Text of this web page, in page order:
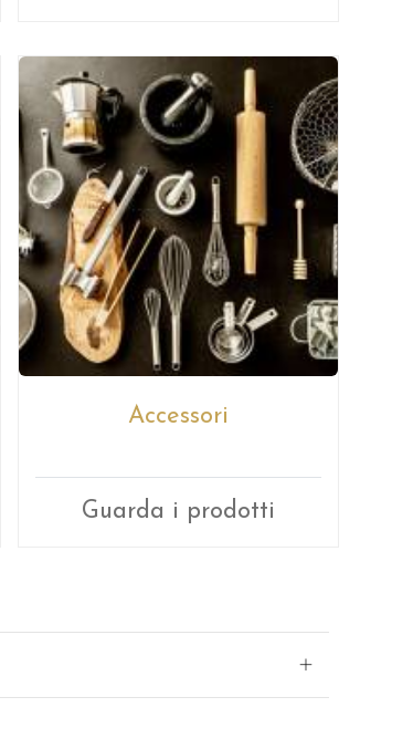
Accessori
Guarda i prodotti